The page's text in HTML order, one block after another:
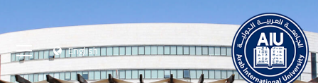
English